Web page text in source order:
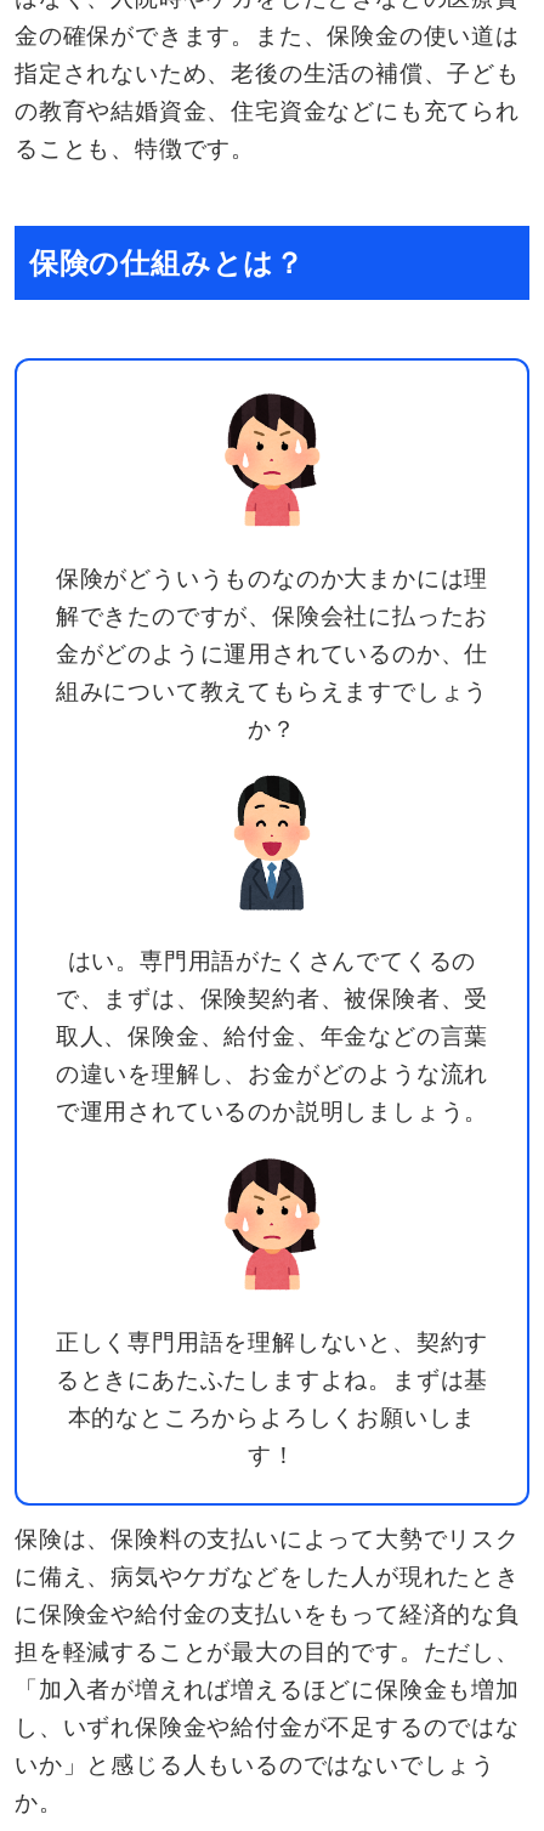
金の確保ができます。また、保険金の使い道は
指定されないため、老後の生活の補償、子ども
の教育や結婚資金、住宅資金などにも充てられ
ることも、特徴です。
保険の仕組みとは？
保険がどういうものなのか大まかには理
解できたのですが、保険会社に払ったお
金がどのように運用されているのか、仕
組みについて教えてもらえますでしょう
か？
はい。専門用語がたくさんでてくるの
で、まずは、保険契約者、被保険者、受
取人、保険金、給付金、年金などの言葉
の違いを理解し、お金がどのような流れ
で運用されているのか説明しましょう。
正しく専門用語を理解しないと、契約す
るときにあたふたしますよね。まずは基
本的なところからよろしくお願いしま
す！
保険は、保険料の支払いによって大勢でリスク
に備え、病気やケガなどをした人が現れたとき
に保険金や給付金の支払いをもって経済的な負
担を軽減することが最大の目的です。ただし、
「加入者が増えれば増えるほどに保険金も増加
し、いずれ保険金や給付金が不足するのではな
いか」と感じる人もいるのではないでしょう
か。